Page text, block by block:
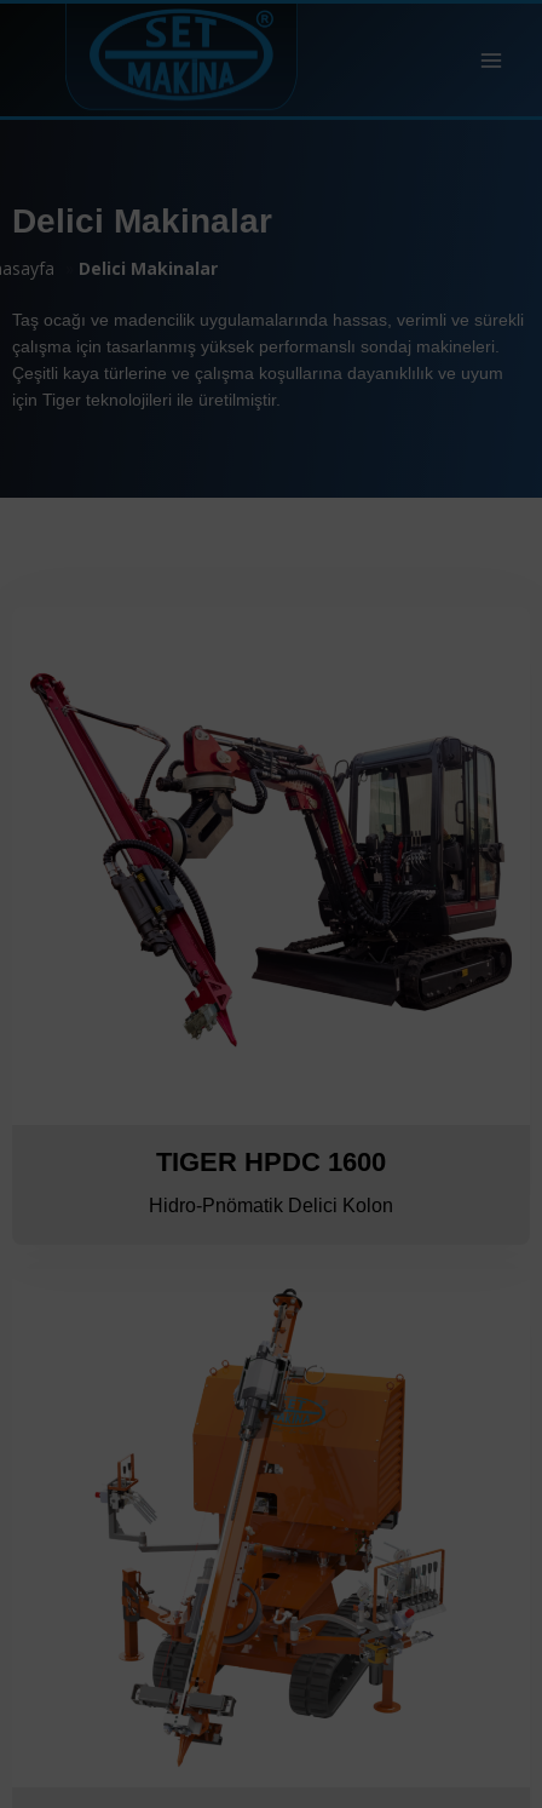
Delici Makinalar
Delici Makinalar
Taş ocağı ve madencilik uygulamalarında hassas, verimli ve sürekli
çalışma için tasarlanmış yüksek performanslı sondaj makineleri.
Çeşitli kaya türlerine ve çalışma koşullarına dayanıklılık ve uyum
için Tiger teknolojileri ile üretilmiştir.
TIGER HPDC 1600
Hidro-Pnömatik Delici Kolon